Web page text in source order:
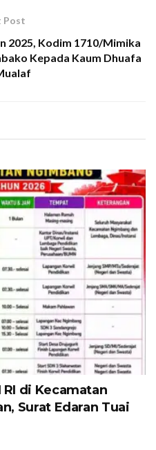
Post
2025, Kodim 1710/Mimika
Kepada Kaum Dhuafa
RI di Kecamatan
Surat Edaran Tuai